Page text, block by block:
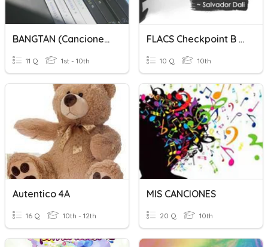
BANGTAN (Canciones)
11 Q 1st - 10th
FLACS Checkpoint B Listening 1
10 Q 10th
Autentico 4A
16 Q 10th - 12th
MIS CANCIONES
20 Q 10th